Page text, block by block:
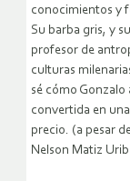
conocimientos y
Su barba gris, y
profesor de
culturas
sé cómo Gonzalo
convertida en
precio. (a pesar
Nelson Matiz